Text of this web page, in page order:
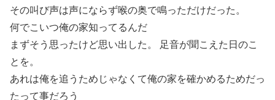
その叫び声は声にならず喉の奥で鳴っただけだった。
何でこいつ俺の家知ってるんだ
まずそう思ったけど思い出した。 足音が聞こえた日のこ
とを。
あれは俺を追うためじゃなくて俺の家を確かめるためだっ
たって事だろう